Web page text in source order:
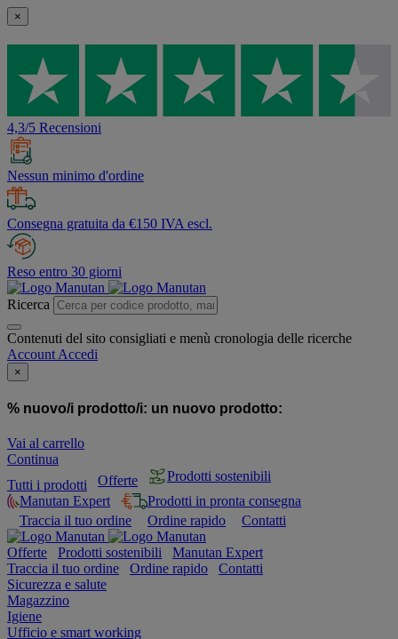
×
4,3/5 Recensioni
Nessun minimo d'ordine
Consegna gratuita da €150 IVA escl.
Reso entro 30 giorni
Ricerca
Contenuti del sito consigliati e menù cronologia delle ricerche
Account Accedi
×
% nuovo/i prodotto/i: un nuovo prodotto:
Vai al carrello
Continua
Tutti i prodotti
Offerte
Prodotti sostenibili
Manutan Expert
Prodotti in pronta consegna
Traccia il tuo ordine
Ordine rapido Contatti
Offerte Prodotti sostenibili
Manutan Expert
Traccia il tuo ordine
Ordine rapido
Contatti
Sicurezza e salute
Magazzino
Igiene
Ufficio e smart working